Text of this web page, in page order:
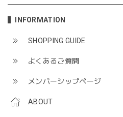
INFORMATION
SHOPPING GUIDE
よくあるご質問
メンバーシップページ
ABOUT